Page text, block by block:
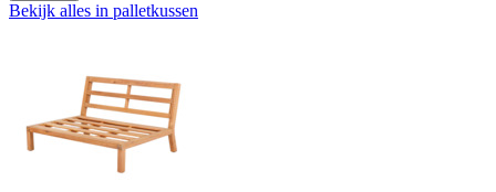
Bekijk alles in palletkussen